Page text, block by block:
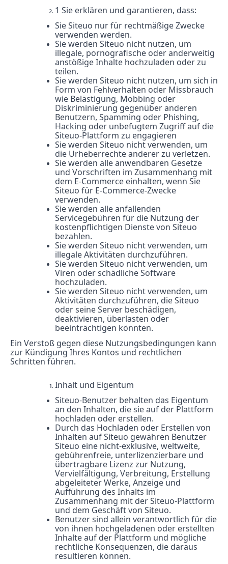
1 Sie erklären und garantieren, dass:
Sie Siteuo nur für rechtmäßige Zwecke
verwenden werden.
Sie werden Siteuo nicht nutzen, um
illegale, pornografische oder anderweitig
anstößige Inhalte hochzuladen oder zu
teilen.
Sie werden Siteuo nicht nutzen, um sich in
Form von Fehlverhalten oder Missbrauch
wie Belästigung, Mobbing oder
Diskriminierung gegenüber anderen
Benutzern, Spamming oder Phishing,
Hacking oder unbefugtem Zugriff auf die
Siteuo-Plattform zu engagieren
Sie werden Siteuo nicht verwenden, um
die Urheberrechte anderer zu verletzen.
Sie werden alle anwendbaren Gesetze
und Vorschriften im Zusammenhang mit
dem E-Commerce einhalten, wenn Sie
Siteuo für E-Commerce-Zwecke
verwenden.
Sie werden alle anfallenden
Servicegebühren für die Nutzung der
kostenpflichtigen Dienste von Siteuo
bezahlen.
Sie werden Siteuo nicht verwenden, um
illegale Aktivitäten durchzuführen.
Sie werden Siteuo nicht verwenden, um
Viren oder schädliche Software
hochzuladen.
Sie werden Siteuo nicht verwenden, um
Aktivitäten durchzuführen, die Siteuo
oder seine Server beschädigen,
deaktivieren, überlasten oder
beeinträchtigen könnten.
Ein Verstoß gegen diese Nutzungsbedingungen kann
zur Kündigung Ihres Kontos und rechtlichen
Schritten führen.
Inhalt und Eigentum
Siteuo-Benutzer behalten das Eigentum
an den Inhalten, die sie auf der Plattform
hochladen oder erstellen.
Durch das Hochladen oder Erstellen von
Inhalten auf Siteuo gewähren Benutzer
Siteuo eine nicht-exklusive, weltweite,
gebührenfreie, unterlizenzierbare und
übertragbare Lizenz zur Nutzung,
Vervielfältigung, Verbreitung, Erstellung
abgeleiteter Werke, Anzeige und
Aufführung des Inhalts im
Zusammenhang mit der Siteuo-Plattform
und dem Geschäft von Siteuo.
Benutzer sind allein verantwortlich für die
von ihnen hochgeladenen oder erstellten
Inhalte auf der Plattform und mögliche
rechtliche Konsequenzen, die daraus
resultieren können.